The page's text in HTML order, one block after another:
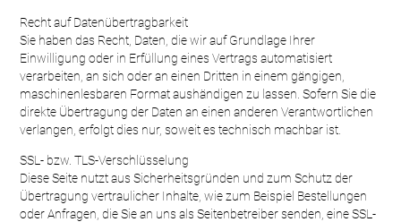
Recht auf Datenübertragbarkeit
Sie haben das Recht, Daten, die wir auf Grundlage Ihrer
Einwilligung oder in Erfüllung eines Vertrags automatisiert
verarbeiten, an sich oder an einen Dritten in einem gängigen,
maschinenlesbaren Format aushändigen zu lassen. Sofern Sie die
direkte Übertragung der Daten an einen anderen Verantwortlichen
verlangen, erfolgt dies nur, soweit es technisch machbar ist.
SSL- bzw. TLS-Verschlüsselung
Diese Seite nutzt aus Sicherheitsgründen und zum Schutz der
Übertragung vertraulicher Inhalte, wie zum Beispiel Bestellungen
oder Anfragen, die Sie an uns als Seitenbetreiber senden, eine SSL-